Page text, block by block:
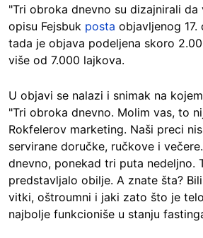
"Tri obroka dnevno su dizajnirali da
opisu Fejsbuk posta objavljenog
tada je objava podeljena skoro
više od 7.000 lajkova.
U objavi se nalazi i snimak na
"Tri obroka dnevno. Molim vas, to
Rokfelerov marketing. Naši preci
servirane doručke, ručkove i
dnevno, ponekad tri puta nedeljno.
predstavljalo obilje. A znate šta?
vitki, oštroumni i jaki zato što je
najbolje funkcioniše u stanju